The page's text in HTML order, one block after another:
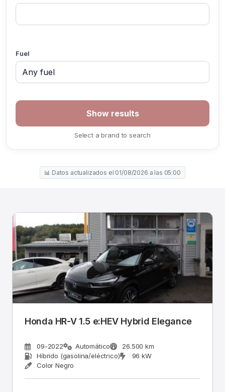
Fuel
Select a brand to search
📊 Datos actualizados el 01/08/2026 a las 05:00
Honda HR-V 1.5 e:HEV Hybrid Elegance
09-2022 Automático
26.500 km
Híbrido (gasolina/eléctrico)
96 kW
Color Negro